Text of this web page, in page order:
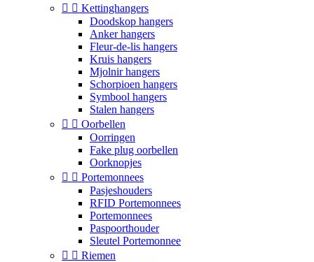
  Kettinghangers
Doodskop hangers
Anker hangers
Fleur-de-lis hangers
Kruis hangers
Mjolnir hangers
Schorpioen hangers
Symbool hangers
Stalen hangers
  Oorbellen
Oorringen
Fake plug oorbellen
Oorknopjes
  Portemonnees
Pasjeshouders
RFID Portemonnees
Portemonnees
Paspoorthouder
Sleutel Portemonnee
  Riemen